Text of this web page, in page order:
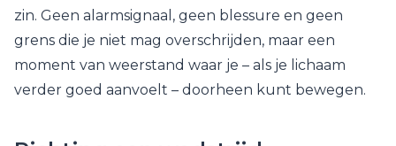
zin. Geen alarmsignaal, geen blessure en geen
grens die je niet mag overschrijden, maar een
moment van weerstand waar je – als je lichaam
verder goed aanvoelt – doorheen kunt bewegen.